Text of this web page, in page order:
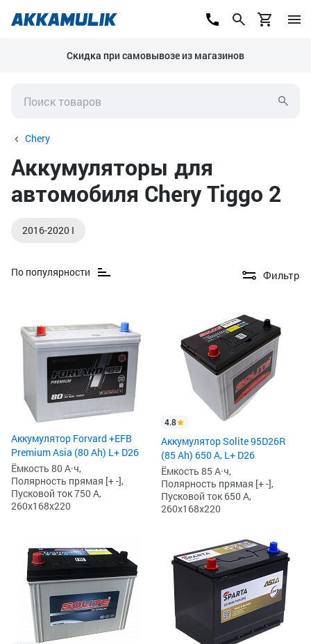
Скидка при самовывозе из магазинов
Chery
Аккумуляторы для
автомобиля Chery Tiggo 2
2016-2020 I
По популярности Фильтр
Аккумулятор Forvard +EFB
Premium Asia (80 Ah) L+ D26
Ёмкость 80 А·ч,
Полярность прямая [+ -],
Пусковой ток 750 А,
260x168x220
4.8
Аккумулятор Solite 95D26R
(85 Ah) 650 А, L+ D26
Ёмкость 85 А·ч,
Полярность прямая [+ -],
Пусковой ток 650 А,
260x168x220